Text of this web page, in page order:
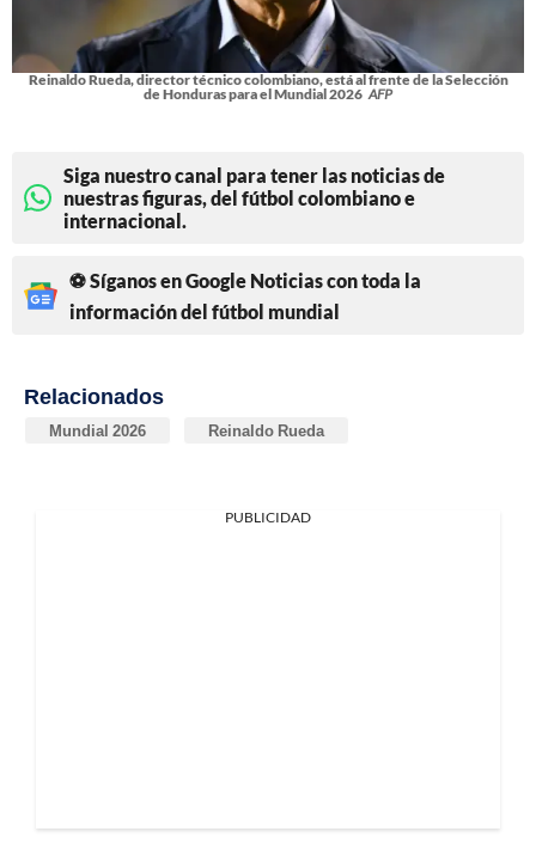
Reinaldo Rueda, director técnico colombiano, está al frente de la Selección
de Honduras para el Mundial 2026 AFP
Siga nuestro canal para tener las noticias de
nuestras figuras, del fútbol colombiano e
internacional.
⚽ Síganos en Google Noticias con toda la
información del fútbol mundial
Relacionados
Mundial 2026 Reinaldo Rueda
PUBLICIDAD